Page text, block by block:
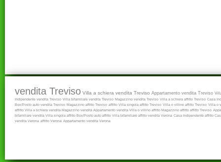
vendita Treviso Villa a schiera vendita Treviso Appartamento vendita Treviso
Indipendente vendita Treviso Villa bifamiliare vendita Treviso Magazzino vendita Treviso Villa a schiera affitto Treviso Casa
Box/Posto auto vendita Treviso Magazzino affitto Treviso affitto Villa singola affitto Treviso Villa o villino affitto Treviso Villa o
affitto Villa a schiera vendita Magazzino vendita Appartamento vendita Villa o villino affitto Magazzino affitto affitto Treviso
bifamiliare vendita Villa singola affitto Box/Posto auto affitto Villa bifamiliare affitto vendita Verona Casa Indipendente affitto
vendita Verona affitto Verona Appartamento vendita Verona